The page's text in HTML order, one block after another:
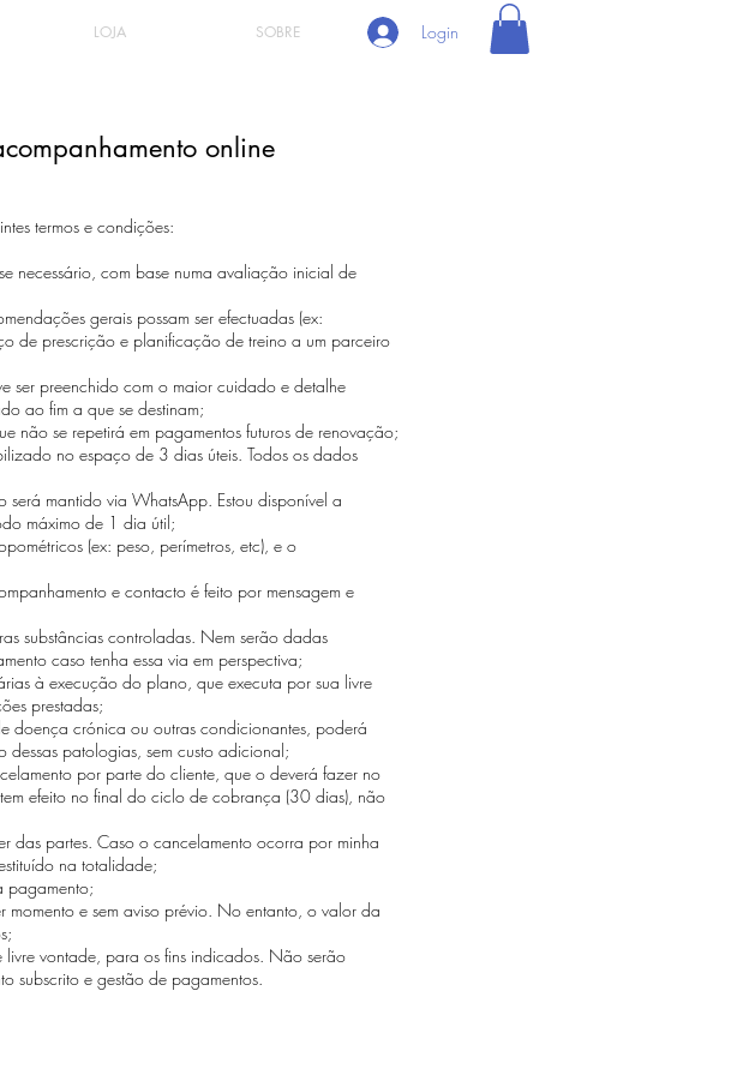
LOJA SOBRE Login
online
termos e condições:
necessário, com base numa avaliação inicial de
gerais possam ser efectuadas (ex:
de prescrição e planificação de treino a um parceiro
ser preenchido com o maior cuidado e detalhe
ao fim a que se destinam;
se repetirá em pagamentos futuros de renovação;
no espaço de 3 dias úteis. Todos os dados
mantido via WhatsApp. Estou disponível a
máximo de 1 dia útil;
(ex: peso, perímetros, etc), e o
e contacto é feito por mensagem e
substâncias controladas. Nem serão dadas
caso tenha essa via em perspectiva;
à execução do plano, que executa por sua livre
prestadas;
doença crónica ou outras condicionantes, poderá
patologias, sem custo adicional;
por parte do cliente, que o deverá fazer no
efeito no final do ciclo de cobrança (30 dias), não
das partes. Caso o cancelamento ocorra por minha
na totalidade;
pagamento;
e sem aviso prévio. No entanto, o valor da
livre vontade, para os fins indicados. Não serão
subscrito e gestão de pagamentos.